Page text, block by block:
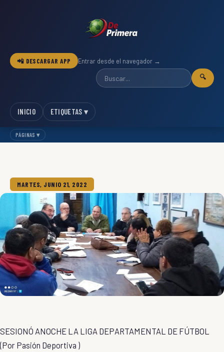
📲 DESCARGAR APP Entrar desde el navegador →
🔍
INICIO ETIQUETAS ▾
PÁGINAS ▾
MARTES, JUNIO 21, 2022
SESIONÓ ANOCHE LA LIGA DEPARTAMENTAL DE FÚTBOL
(Por Pasión Deportiva )